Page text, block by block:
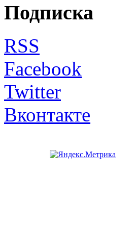
Подписка
RSS
Facebook
Twitter
Вконтакте